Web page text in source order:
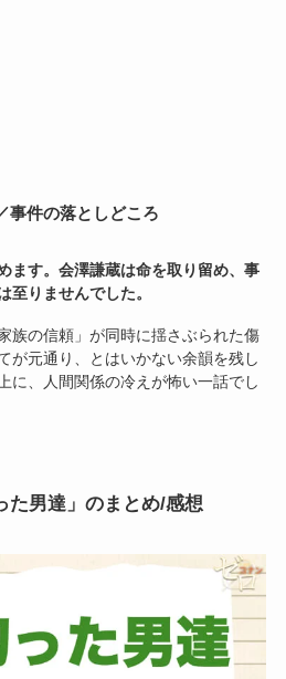
事件の落としどころ
ます。会澤謙蔵は命を取り留め、事
至りませんでした。
族の信頼」が同時に揺さぶられた傷
が元通り、とはいかない余韻を残し
に、人間関係の冷えが怖い一話でし
た男達」のまとめ/感想